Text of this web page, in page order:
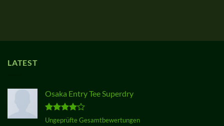
LATEST
Osaka Entry Tee Superdry
Bewertet
Ungeprüfte Gesamtbewertungen